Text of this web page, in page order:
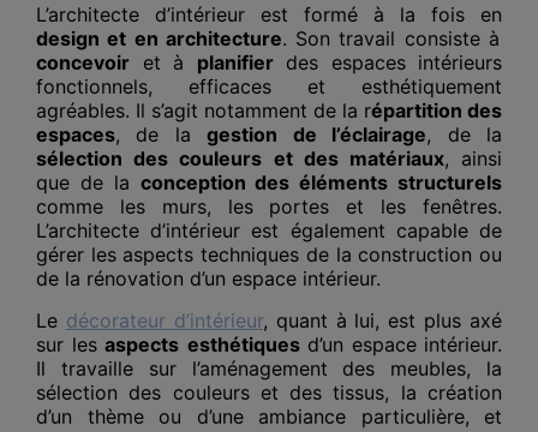
L’architecte d’intérieur est formé à la fois en
design et en architecture. Son travail consiste à
concevoir et à planifierdes espaces intérieurs
fonctionnels, efficaces et esthétiquement
agréables. Il s’agit notamment de la répartition des
espaces, de lagestion de l’éclairage, de la
sélection des couleurs et des matériaux, ainsi
que de la conception des éléments structurels
comme les murs, les portes et les fenêtres.
L’architecte d’intérieur est également capable de
gérer les aspects techniques de la construction ou
de la rénovation d’un espace intérieur.
Le décorateur d’intérieur, quant à lui, est plus axé
sur les aspects esthétiquesd’un espace intérieur.
Il travaille sur l’aménagement des meubles, la
sélection des couleurs et des tissus, la création
d’un thème ou d’une ambiance particulière, et